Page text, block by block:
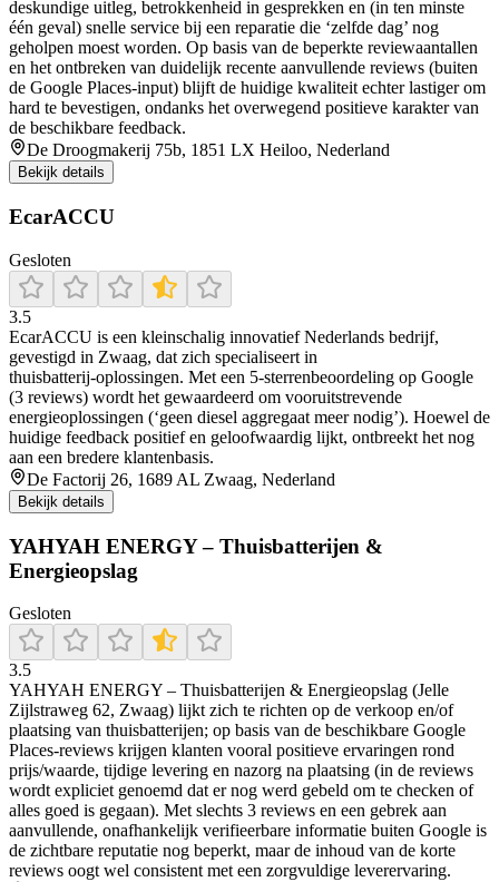
deskundige uitleg, betrokkenheid in gesprekken en (in ten minste
één geval) snelle service bij een reparatie die ‘zelfde dag’ nog
geholpen moest worden. Op basis van de beperkte reviewaantallen
en het ontbreken van duidelijk recente aanvullende reviews (buiten
de Google Places-input) blijft de huidige kwaliteit echter lastiger om
hard te bevestigen, ondanks het overwegend positieve karakter van
de beschikbare feedback.
De Droogmakerij 75b, 1851 LX Heiloo, Nederland
Bekijk details
EcarACCU
Gesloten
3.5
EcarACCU is een kleinschalig innovatief Nederlands bedrijf,
gevestigd in Zwaag, dat zich specialiseert in
thuisbatterij‑oplossingen. Met een 5‑sterrenbeoordeling op Google
(3 reviews) wordt het gewaardeerd om vooruitstrevende
energieoplossingen (‘geen diesel aggregaat meer nodig’). Hoewel de
huidige feedback positief en geloofwaardig lijkt, ontbreekt het nog
aan een bredere klantenbasis.
De Factorij 26, 1689 AL Zwaag, Nederland
Bekijk details
YAHYAH ENERGY – Thuisbatterijen &
Energieopslag
Gesloten
3.5
YAHYAH ENERGY – Thuisbatterijen & Energieopslag (Jelle
Zijlstraweg 62, Zwaag) lijkt zich te richten op de verkoop en/of
plaatsing van thuisbatterijen; op basis van de beschikbare Google
Places-reviews krijgen klanten vooral positieve ervaringen rond
prijs/waarde, tijdige levering en nazorg na plaatsing (in de reviews
wordt expliciet genoemd dat er nog werd gebeld om te checken of
alles goed is gegaan). Met slechts 3 reviews en een gebrek aan
aanvullende, onafhankelijk verifieerbare informatie buiten Google is
de zichtbare reputatie nog beperkt, maar de inhoud van de korte
reviews oogt wel consistent met een zorgvuldige leverervaring.